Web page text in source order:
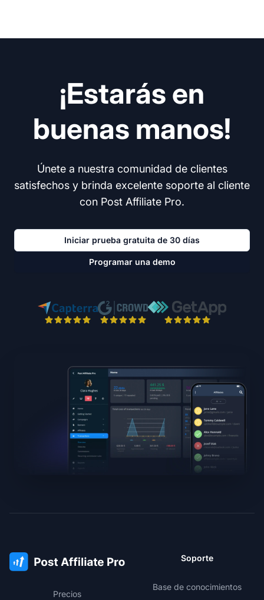
¡Estarás en
buenas manos!
Únete a nuestra comunidad de clientes
satisfechos y brinda excelente soporte al cliente
con Post Affiliate Pro.
Iniciar prueba gratuita de 30 días
Programar una demo
Precios
Soporte
Base de conocimientos